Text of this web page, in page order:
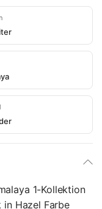
1-Kollektion
Hazel Farbe